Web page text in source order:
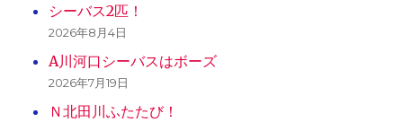
シーバス2匹！
2026年8月4日
A川河口シーバスはボーズ
2026年7月19日
Ｎ北田川ふたたび！